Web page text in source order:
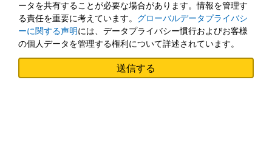
ータを共有することが必要な場合があります。情報を管理す
る責任を重要に考えています。 グローバルデータプライバシ
ーに関する声明には、データプライバシー慣行およびお客様
の個人データを管理する権利について詳述されています。